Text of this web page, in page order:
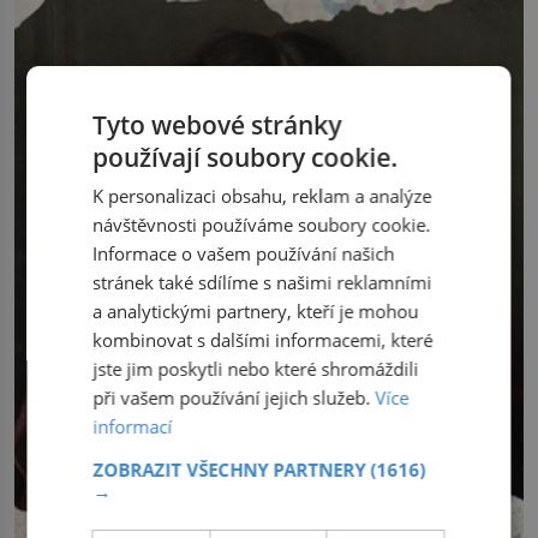
Tyto webové stránky
používají soubory cookie.
K personalizaci obsahu, reklam a analýze
návštěvnosti používáme soubory cookie.
Informace o vašem používání našich
stránek také sdílíme s našimi reklamními
a analytickými partnery, kteří je mohou
kombinovat s dalšími informacemi, které
jste jim poskytli nebo které shromáždili
při vašem používání jejich služeb.Více
informací
ZOBRAZIT VŠECHNY PARTNERY(1616)
→